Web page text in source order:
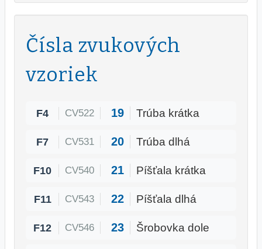
Čísla zvukových
vzoriek
F4 CV522 19 Trúba krátka
F7 CV531 20 Trúba dlhá
F10 CV540 21 Píšťala krátka
F11 CV543 22 Píšťala dlhá
F12 CV546 23 Šrobovka dole